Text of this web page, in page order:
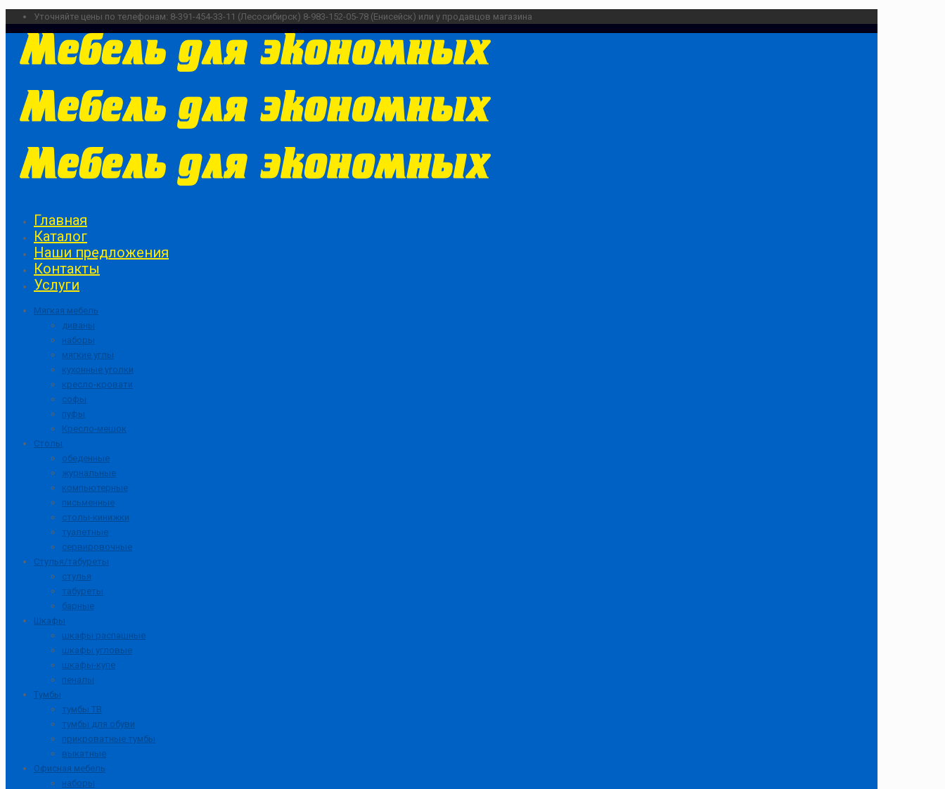
Уточняйте цены по телефонам: 8-391-454-33-11 (Лесосибирск) 8-983-152-05-78 (Енисейск) или у продавцов магазина
Главная
Каталог
Наши предложения
Контакты
Услуги
Мягкая мебель
диваны
наборы
мягкие углы
кухонные уголки
кресло-кровати
софы
пуфы
Кресло-мешок
Столы
обеденные
журнальные
компьютерные
письменные
столы-кинижки
туалетные
сервировочные
Стулья/табуреты
стулья
табуреты
барные
Шкафы
шкафы распашные
шкафы угловые
шкафы-купе
пеналы
Тумбы
тумбы ТВ
тумбы для обуви
прикроватные тумбы
выкатные
Офисная мебель
наборы